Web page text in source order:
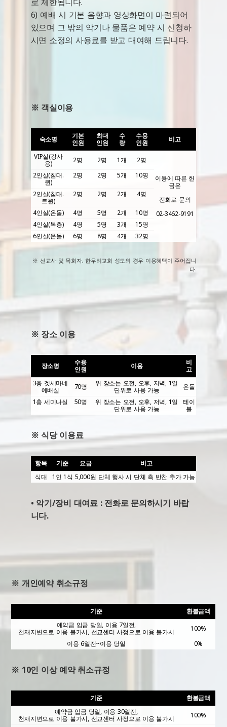
6) 예배 시 기본 음향과 영상화면이 마련되어
있으며 그 밖의 악기나 물품은 예약 시 신청하
시면 소정의 사용료를 받고 대여해 드립니다.
※ 객실이용
숙소명
기본
인원
최대
인원
수
량
수용
인원
비고
VIP실(강사
용)
2명 2명 1개 2명
이용에 따른 헌
금은
전화로 문의
02-3462-9191
2인실(침대.
퀸)
2명 2명 5개 10명
2인실(침대.
트윈)
2명 2명 2개 4명
4인실(온돌) 4명 5명 2개
10명
4인실(복층)
4명 5명 3개
15명
6인실(온돌)
6명 8명 4개 32명
※ 선교사 및 목회자, 한우리교회 성도의 경우 이용혜택이 주어집니
다.
※ 장소 이용
장소명
수용
인원
이용
비
고
3층 겟세마네
예배실
70명
위 장소는 오전, 오후, 저녁, 1일
단위로 사용 가능
온돌
1층 세미나실
50명
위 장소는 오전, 오후, 저녁, 1일
단위로 사용 가능
테이
블
※ 식당 이용료
항목 기준 요금
비고
식대
1인 1식 5,000원 단체 행사 시 단체 측 반찬 추가 가능
• 악기/장비 대여료 : 전화로 문의하시기 바랍
니다.
※ 개인예약 취소규정
기준
환불금액
예약금 입금 당일, 이용 7일전,
천재지변으로 이용 불가시, 선교센터 사정으로 이용 불가시
100%
이용 6일전~이용 당일
0%
※ 10인 이상 예약 취소규정
기준
환불금액
예약금 입금 당일, 이용 30일전,
천재지변으로 이용 불가시, 선교센터 사정으로 이용 불가시
100%